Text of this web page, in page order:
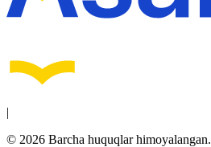
|
© 2026 Barcha huquqlar himoyalangan.